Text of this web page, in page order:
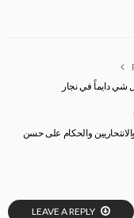
والحكام على حسن
LEAVE A REPLY